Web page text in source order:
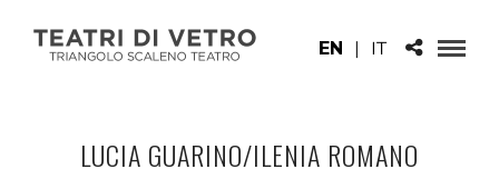
EN | IT
LUCIA GUARINO/ILENIA ROMANO